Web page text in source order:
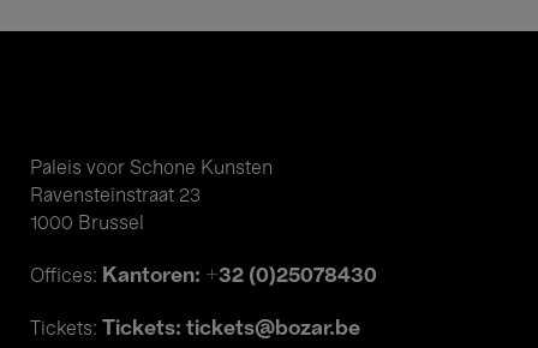
Paleis voor Schone Kunsten
Ravensteinstraat 23
1000 Brussel
Offices: Kantoren: +32 (0)25078430
Tickets: Tickets: tickets@bozar.be